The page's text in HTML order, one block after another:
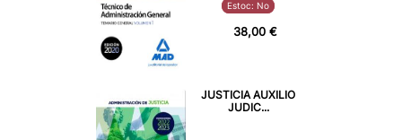
Estoc: No
38,00 €
JUSTICIA AUXILIO
JUDIC...